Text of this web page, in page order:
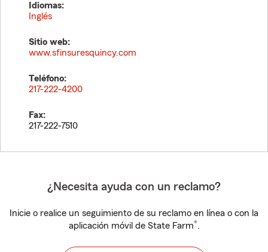
Idiomas:
Inglés
Sitio web:
www.sfinsuresquincy.com
Teléfono:
217-222-4200
Fax:
217-222-7510
¿Necesita ayuda con un reclamo?
Inicie o realice un seguimiento de su reclamo en línea o con la
aplicación móvil de State Farm®.